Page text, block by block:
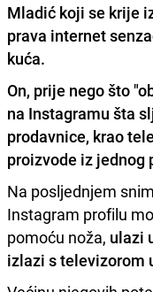
Mladić koji se krije
prava internet
kuća.
On, prije nego što
na Instagramu šta
prodavnice, krao
proizvode iz jednog
Na posljednjem
Instagram profilu
pomoću noža, ulazi
izlazi s televizorom